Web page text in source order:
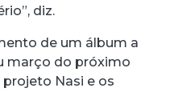
diz.
de um álbum a
março do próximo
Nasi e os